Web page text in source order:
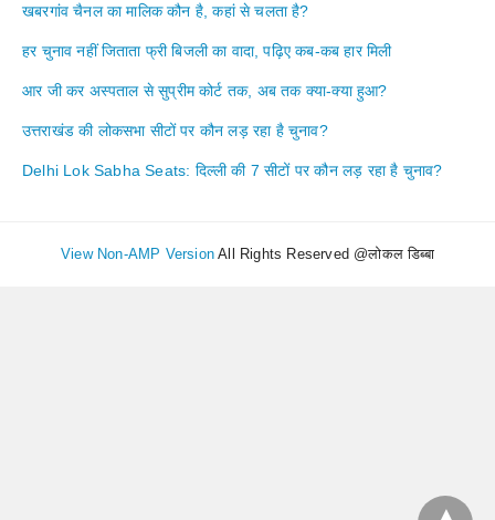
खबरगांव चैनल का मालिक कौन है, कहां से चलता है?
हर चुनाव नहीं जिताता फ्री बिजली का वादा, पढ़िए कब-कब हार मिली
आर जी कर अस्पताल से सुप्रीम कोर्ट तक, अब तक क्या-क्या हुआ?
उत्तराखंड की लोकसभा सीटों पर कौन लड़ रहा है चुनाव?
Delhi Lok Sabha Seats: दिल्ली की 7 सीटों पर कौन लड़ रहा है चुनाव?
View Non-AMP Version All Rights Reserved @लोकल डिब्बा